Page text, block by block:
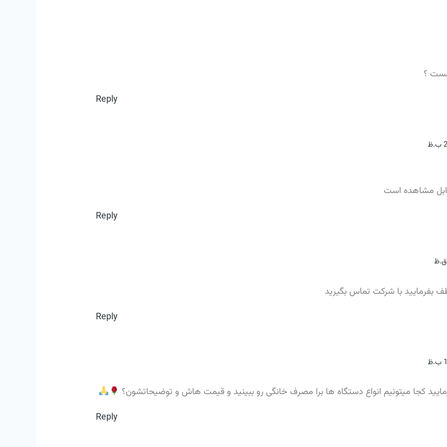
؟
Reply
مشاهده است
Reply
بفرمایید با شرکت تماس بگیرید
Reply
کجا میتونیم انواع دستگاه ها برا مصرف خانگی رو ببینید و قیمت هاش و توضیحاتشون؟
Reply